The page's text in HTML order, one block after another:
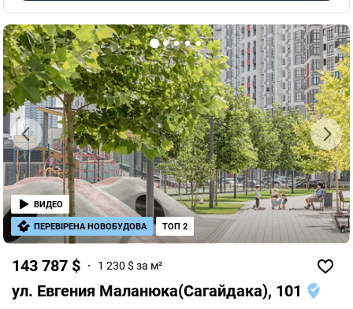
143 787 $ 1 230 $ за м²
ул. Евгения Маланюка(Сагайдака), 101
ВИДЕО
ПЕРЕВІРЕНА НОВОБУДОВА ТОП 2